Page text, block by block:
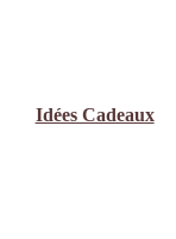
Idées Cadeaux